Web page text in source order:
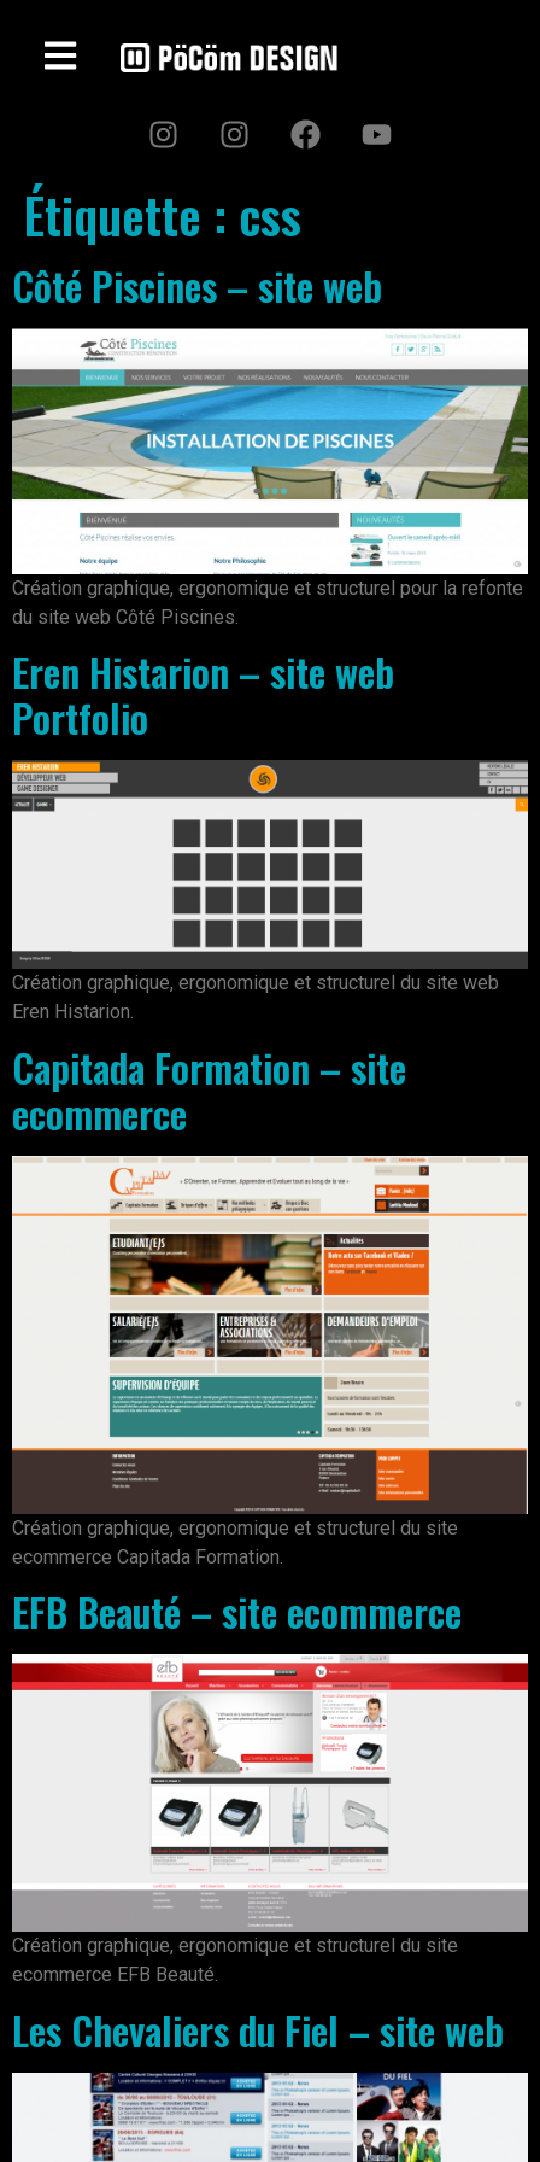
Étiquette : css
Côté Piscines – site web
Création graphique, ergonomique et structurel pour la refonte
du site web Côté Piscines.
Eren Histarion – site web
Portfolio
Création graphique, ergonomique et structurel du site web
Eren Histarion.
Capitada Formation – site
ecommerce
Création graphique, ergonomique et structurel du site
ecommerce Capitada Formation.
EFB Beauté – site ecommerce
Création graphique, ergonomique et structurel du site
ecommerce EFB Beauté.
Les Chevaliers du Fiel – site web